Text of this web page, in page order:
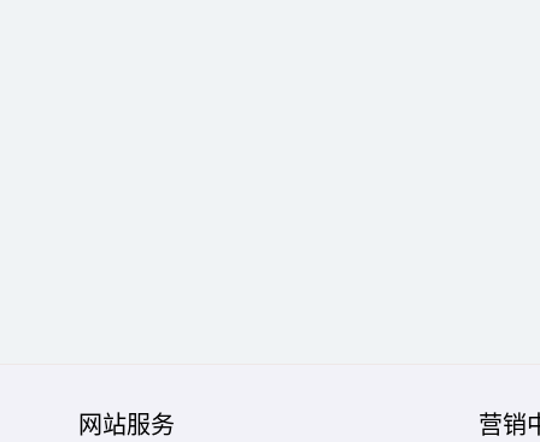
网站服务 营销